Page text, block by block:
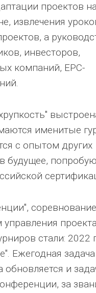
проектов
извлечения
а
инвесторов,
компаний, EPC-
именитые
с опытом других
будущее,
соревнование
стали: 2022
Ежегодная задача
и
за